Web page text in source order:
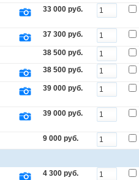
33 000 руб.
37 300 руб.
38 500 руб.
38 500 руб.
39 000 руб.
39 000 руб.
9 000 руб.
4 300 руб.